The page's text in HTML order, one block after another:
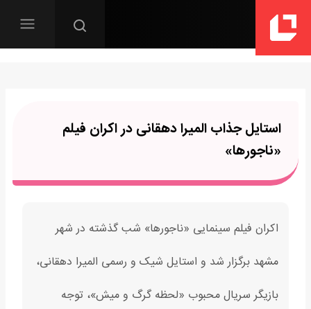
استایل جذاب المیرا دهقانی در اکران فیلم
«ناجورها»
اکران فیلم سینمایی «ناجورها» شب گذشته در شهر
مشهد برگزار شد و استایل شیک و رسمی المیرا دهقانی،
بازیگر سریال محبوب «لحظه گرگ و میش»، توجه